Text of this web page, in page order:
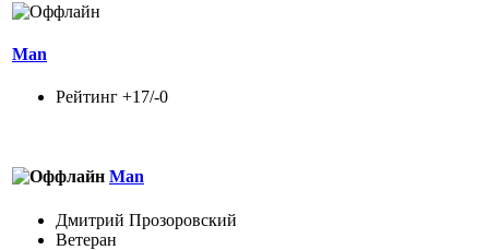
Man
Рейтинг +17/-0
Man
Дмитрий Прозоровский
Ветеран